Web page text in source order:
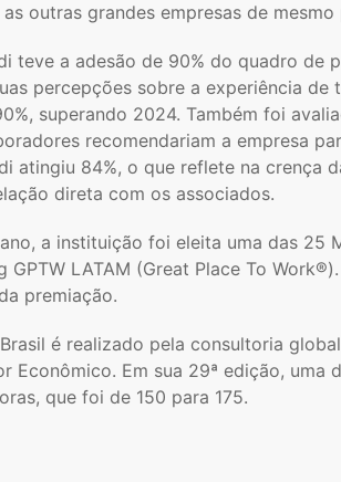
outras grandes empresas de
teve a adesão de 90% do quadro de
percepções sobre a experiência
superando 2024. Também foi
recomendariam a empresa
atingiu 84%, o que reflete na crença
direta com os associados.
a instituição foi eleita uma das 25
GPTW LATAM (Great Place To
premiação.
Brasil é realizado pela consultoria
Econômico. Em sua 29ª edição,
que foi de 150 para 175.